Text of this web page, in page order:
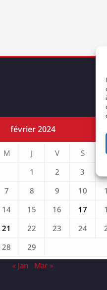
février 2024
M J V S
1
2 3
7 8 9 10
14 15 16 17
21 22 23 24
28
29
« Jan
Mar »